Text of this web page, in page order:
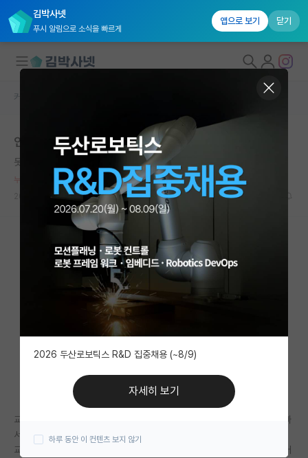
김박사넷
푸시 알림으로 소식을 빠르게
앱으로 보기 닫기
국내대학원 정보
연구실&오픈랩
커뮤니티
커뮤니티 홈
전체글보기
베스트 게시판
IF 명예의전당
자유 게시판(아무개랩)
미국 유학 게시판
미국 대학원 합격 후기 게시판
대학원 합격 후기 게시판
커뮤니티 홈
인턴 부모님이 연구실로 연락 하심...ㄷㄷ
못된 프랜시스 크릭
누적 신고가 20개 이상인 사용자입니다.
2026.07.08
14 11634
교수님 오피스로 연락와서 직접 통화하셨고 학생이 취업과 진로문제로 바빠
서 관둔다고 연락왔다고 하네요...
교수님은 살다보니 이런 경우도 있네라고 웃으시던데 선배들은 앞으로 들어
2026 두산로보틱스 R&D 집중채용 (~8/9)
자세히 보기
하루 동안 이 컨텐츠 보지 않기